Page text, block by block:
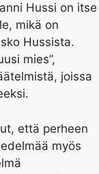
Hussi on itse
mikä on
Hussista.
mies”,
joissa
että perheen
myös